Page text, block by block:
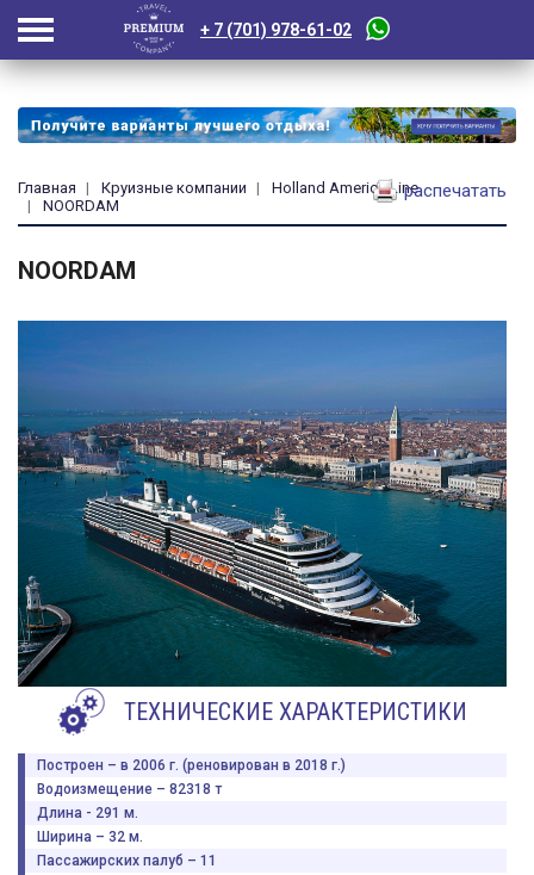
+ 7 (701) 978-61-02
Главная Круизные компании
Holland America Line
NOORDAM
распечатать
NOORDAM
ТЕХНИЧЕСКИЕ ХАРАКТЕРИСТИКИ
Построен – в 2006 г. (реновирован в 2018 г.)
Водоизмещение – 82318 т
Длина - 291 м.
Ширина – 32 м.
Пассажирских палуб – 11